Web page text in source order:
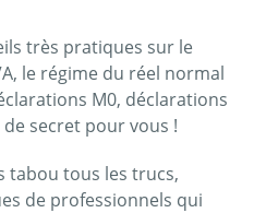
très pratiques sur le
le régime du réel normal
M0, déclarations
secret pour vous !
tabou tous les trucs,
de professionnels qui